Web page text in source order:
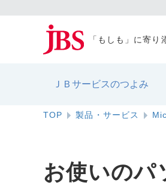
「もしも」に寄り
ＪＢサービスのつよみ
TOP 製品・サービス
お使いのパ